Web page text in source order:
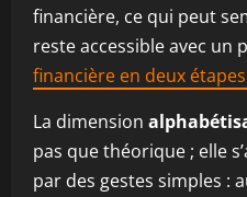
financière, ce qui peut
reste accessible avec un
financière en deux
La dimension
pas que théorique ; elle
par des gestes simples :